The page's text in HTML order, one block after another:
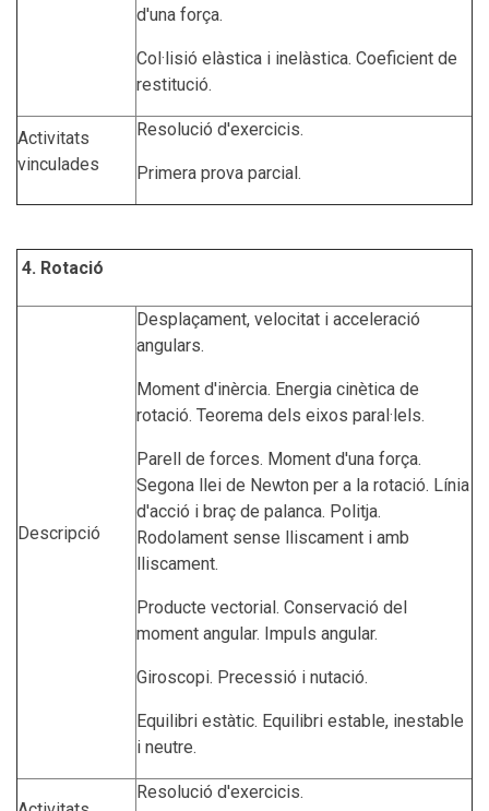
d'una força.
Col·lisió elàstica i inelàstica. Coeficient de
restitució.
Activitats
vinculades
Resolució d'exercicis.
Primera prova parcial.
4. Rotació
Descripció
Desplaçament, velocitat i acceleració
angulars.
Moment d'inèrcia. Energia cinètica de
rotació. Teorema dels eixos paral·lels.
Parell de forces. Moment d'una força.
Segona llei de Newton per a la rotació. Línia
d'acció i braç de palanca. Politja.
Rodolament sense lliscament i amb
lliscament.
Producte vectorial. Conservació del
moment angular. Impuls angular.
Giroscopi. Precessió i nutació.
Equilibri estàtic. Equilibri estable, inestable
i neutre.
Resolució d'exercicis.